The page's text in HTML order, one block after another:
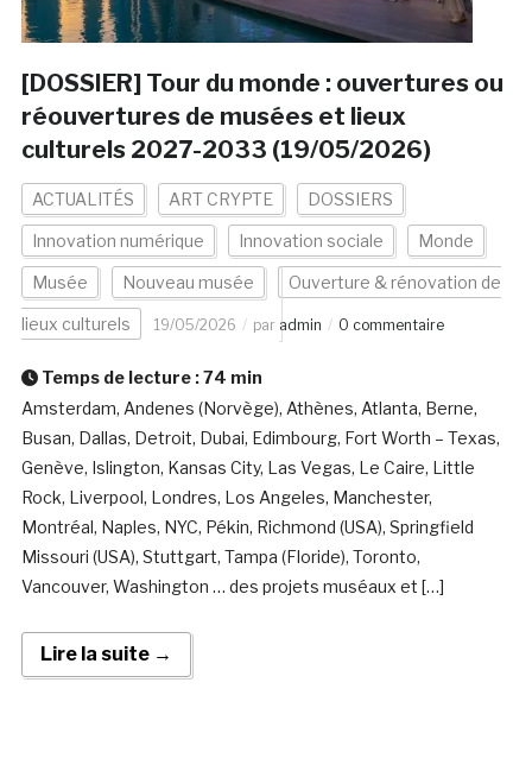
[DOSSIER] Tour du monde : ouvertures ou
réouvertures de musées et lieux
culturels 2027-2033 (19/05/2026)
ACTUALITÉS ART CRYPTE DOSSIERS
Innovation numérique Innovation sociale Monde
Musée Nouveau musée Ouverture & rénovation de
lieux culturels 19/05/2026 par admin 0 commentaire
Temps de lecture :74 min
Amsterdam, Andenes (Norvège), Athènes, Atlanta, Berne,
Busan, Dallas, Detroit, Dubai, Edimbourg, Fort Worth – Texas,
Genève, Islington, Kansas City, Las Vegas, Le Caire, Little
Rock, Liverpool, Londres, Los Angeles, Manchester,
Montréal, Naples, NYC, Pékin, Richmond (USA), Springfield
Missouri (USA), Stuttgart, Tampa (Floride), Toronto,
Vancouver, Washington … des projets muséaux et […]
Lire la suite →